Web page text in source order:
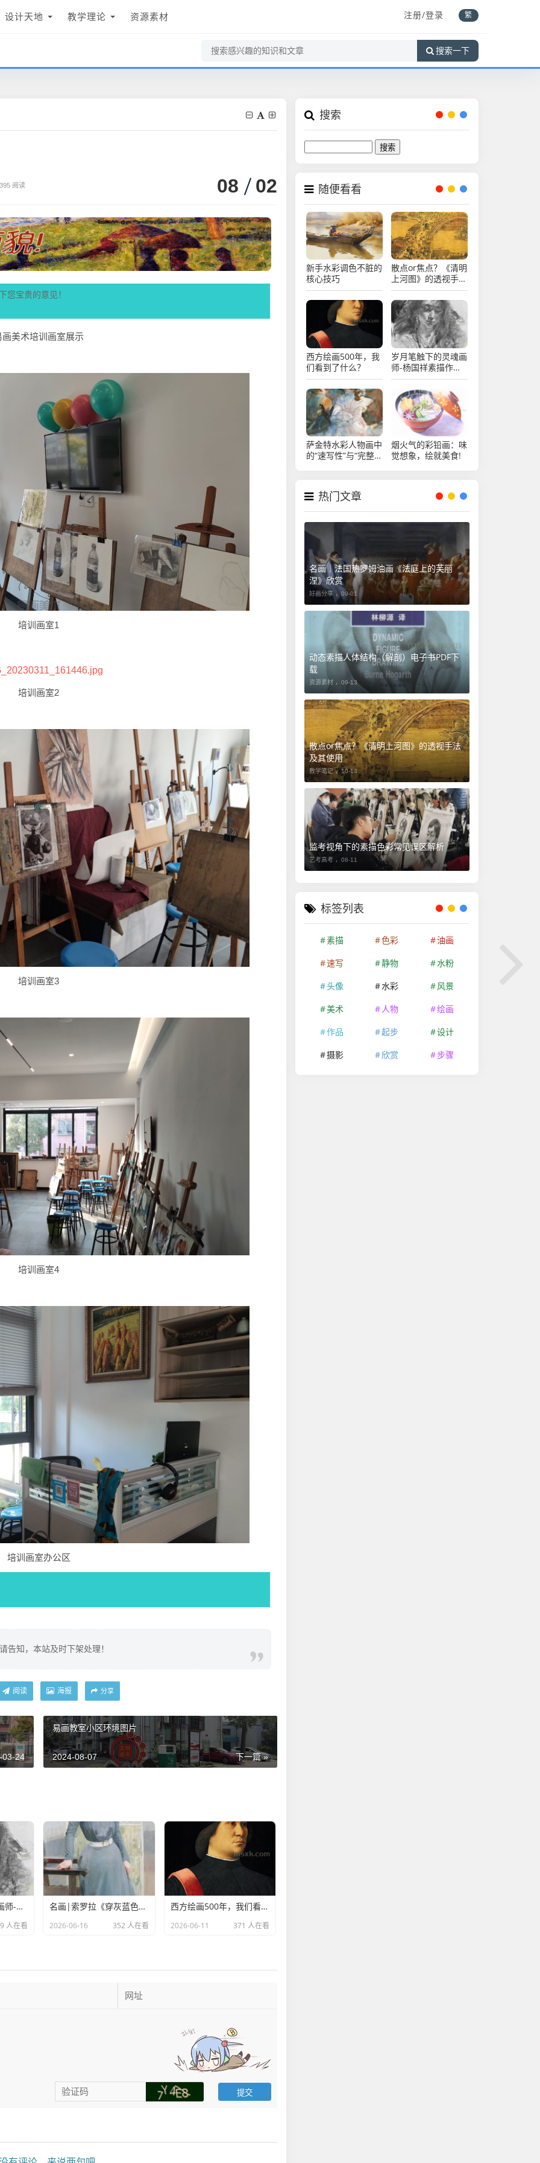
设计天地 教学理论 资源素材 注册/登录 繁
搜索一下
阅读 08 02
您宝贵的意见！
画美术培训画室展示
培训画室1
培训画室2
培训画室3
培训画室4
培训画室办公区
告知，本站及时下架处理！
阅读 海报 分享
03-24
易画教室小区环境图片
下一篇 »
2024-08-07
岁月笔触下的灵魂画师-杨国祥素描作品欣赏
人在看
名画|索罗拉《穿灰蓝色长裙的克洛蒂尔德》
2026-06-16 352 人在看
西方绘画500年，我们看到了什么？
2026-06-11 371 人在看
搜索
随便看看
新手水彩调色不脏的
核心技巧
​散点or焦点？《清明
上河图》的透视手法
及其使用
西方绘画500年，我
们看到了什么？
岁月笔触下的灵魂画
师-杨国祥素描作品
欣赏
萨金特水彩人物画中
的“速写性”与“完整
烟火气的彩铅画：味
觉想象，绘就美食!
热门文章
名画｜法国热罗姆油画《法庭上的芙丽
涅》欣赏
好画分享 ，09-01
动态素描人体结构（解剖）电子书PDF下
载
资源素材 ， 09-13
​散点or焦点？《清明上河图》的透视手法
及其使用
教学笔记 ， 10-14
监考视角下的素描色彩常见误区解析
艺考高考 ， 08-11
标签列表
素描 色彩
油画
速写
静物
水粉
头像
水彩
风景
美术
人物
绘画
作品
起步
设计
摄影
欣赏 步骤